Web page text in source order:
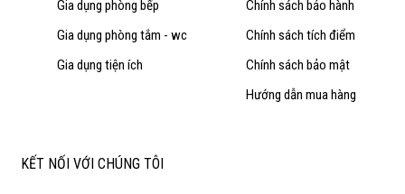
Gia dụng phòng bếp
Gia dụng phòng tắm - wc
Gia dụng tiện ích
Chính sách bảo hành
Chính sách tích điểm
Chính sách bảo mật
Hướng dẫn mua hàng
KẾT NỐI VỚI CHÚNG TÔI